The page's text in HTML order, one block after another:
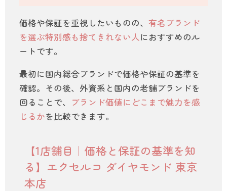
価格や保証を重視したいものの、 有名ブランド
を選ぶ特別感も捨てきれない人におすすめのル
ートです。
最初に国内総合ブランドで価格や保証の基準を
確認。その後、外資系と国内の老舗ブランドを
回ることで、
ブランド価値にどこまで魅力を感
じるかを比較できます。
【1店舗目｜価格と保証の基準を知
る】エクセルコ ダイヤモンド 東京
本店